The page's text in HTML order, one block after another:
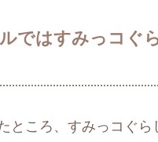
ではすみっコぐ
ところ、すみっコぐ